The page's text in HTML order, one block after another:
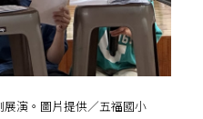
演。圖片提供／五福國小